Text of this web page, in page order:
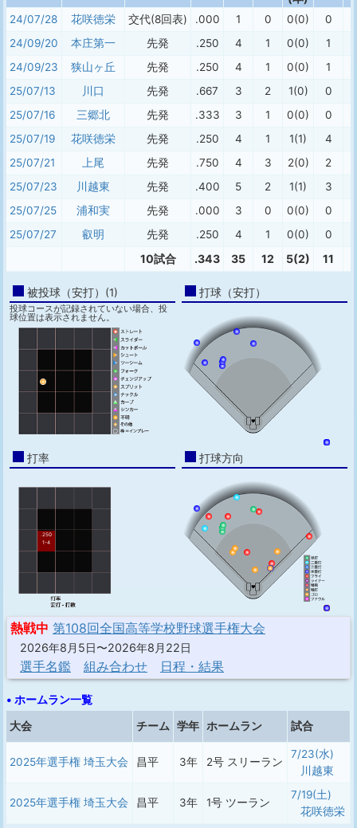
24/07/28 花咲徳栄 交代(8回表) .000 1 0 0(0) 0
24/09/20
本庄第一 先発 .250 4 1 0(0) 1
24/09/23
狭山ヶ丘 先発 .250 4 1 0(0) 1
25/07/13
川口 先発 .667 3 2 1(0) 0
25/07/16
三郷北 先発 .333 3 1 0(0) 0
25/07/19
花咲徳栄 先発 .250 4 1 1(1) 4
25/07/21
上尾 先発 .750 4 3 2(0) 2
25/07/23
川越東 先発 .400 5 2 1(1) 3
25/07/25
浦和実 先発 .000 3 0 0(0) 0
25/07/27
叡明 先発 .250 4 1 0(0) 0
10試合 .343 35 12 5(2) 11
被投球（安打）(1)
投球コースが記録されていない場合、投
球位置は表示されません。
打球（安打）
打率
.250
1-4
打球方向
熱戦中 第108回全国高等学校野球選手権大会
2026年8月5日〜2026年8月22日
選手名鑑 組み合わせ 日程・結果
• ホームラン一覧
大会 チーム 学年 ホームラン 試合
2025年選手権 埼玉大会 昌平 3年 2号 スリーラン
7/23(水)
川越東
2025年選手権 埼玉大会 昌平 3年 1号 ツーラン
7/19(土)
花咲徳栄